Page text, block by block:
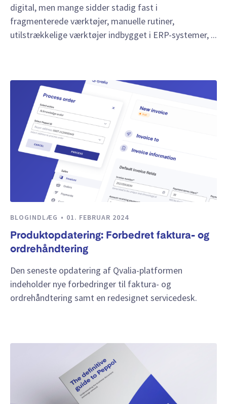
digital, men mange sidder stadig fast i
fragmenterede værktøjer, manuelle rutiner,
utilstrækkelige værktøjer indbygget i ERP-systemer, ...
BLOGINDLÆG 01. FEBRUAR 2024
Produktopdatering: Forbedret faktura- og
ordrehåndtering
Den seneste opdatering af Qvalia-platformen
indeholder nye forbedringer til faktura- og
ordrehåndtering samt en redesignet servicedesk.